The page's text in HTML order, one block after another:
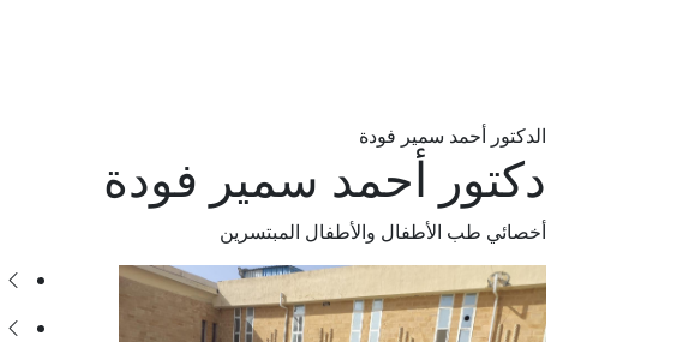
الدكتور أحمد سمير فودة
دكتور أحمد سمير فودة
أخصائي طب الأطفال والأطفال المبتسرين